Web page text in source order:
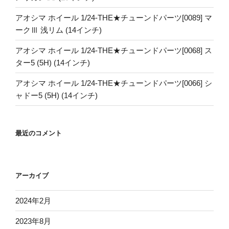
アオシマ ホイール 1/24-THE★チューンドパーツ[0089] マ
ークⅢ 浅リム (14インチ)
アオシマ ホイール 1/24-THE★チューンドパーツ[0068] ス
ター5 (5H) (14インチ)
アオシマ ホイール 1/24-THE★チューンドパーツ[0066] シ
ャドー5 (5H) (14インチ)
最近のコメント
アーカイブ
2024年2月
2023年8月